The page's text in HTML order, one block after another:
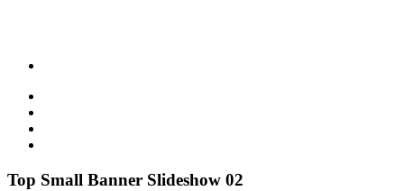
Top Small Banner Slideshow 02